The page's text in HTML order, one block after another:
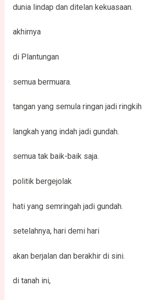
dunia lindap dan ditelan kekuasaan.
akhirnya
di Plantungan
semua bermuara.
tangan yang semula ringan jadi ringkih
langkah yang indah jadi gundah.
semua tak baik-baik saja.
politik bergejolak
hati yang semringah jadi gundah.
setelahnya, hari demi hari
akan berjalan dan berakhir di sini.
di tanah ini,